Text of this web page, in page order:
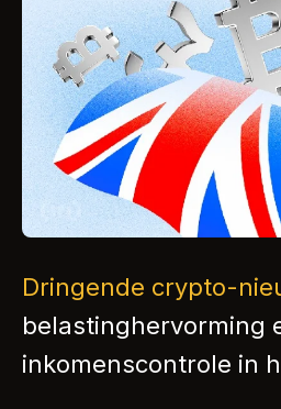
Dringende crypto-
belastinghervorming
inkomenscontrole in